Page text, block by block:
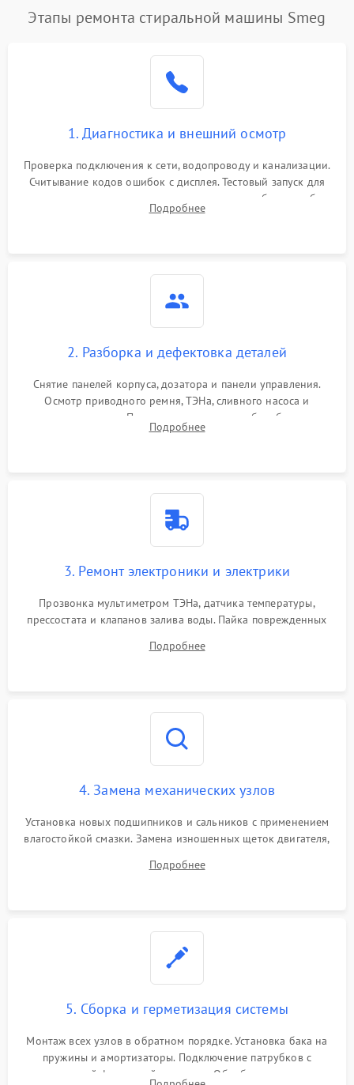
Этапы ремонта стиральной машины Smeg
1. Диагностика и внешний осмотр
Проверка подключения к сети, водопроводу и канализации.
Считывание кодов ошибок с дисплея. Тестовый запуск для
выявления посторонних шумов, протечек или сбоев в работе
электронного модуля управления.
Подробнее
2. Разборка и дефектовка деталей
Снятие панелей корпуса, дозатора и панели управления.
Осмотр приводного ремня, ТЭНа, сливного насоса и
амортизаторов. Проверка подшипников барабана и
крестовины на износ, а манжеты люка на разрывы.
Подробнее
3. Ремонт электроники и электрики
Прозвонка мультиметром ТЭНа, датчика температуры,
прессостата и клапанов залива воды. Пайка поврежденных
Восстановление целостности проводки и контактов.
Подробнее
4. Замена механических узлов
Установка новых подшипников и сальников с применением
влагостойкой смазки. Замена изношенных щеток двигателя,
или поврежденной резиновой манжеты.
Подробнее
5. Сборка и герметизация системы
Монтаж всех узлов в обратном порядке. Установка бака на
пружины и амортизаторы. Подключение патрубков с
надежной фиксацией хомутами. Обработка стыков